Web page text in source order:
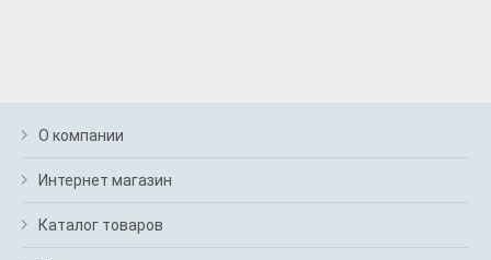
О компании
Интернет магазин
Каталог товаров